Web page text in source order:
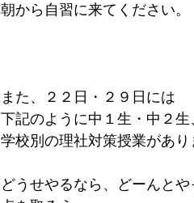
朝から自習に来てください。
また、２２日・２９日には
下記のように中１生・中２生
学校別の理社対策授業があり
どうせやるなら、どーんとや